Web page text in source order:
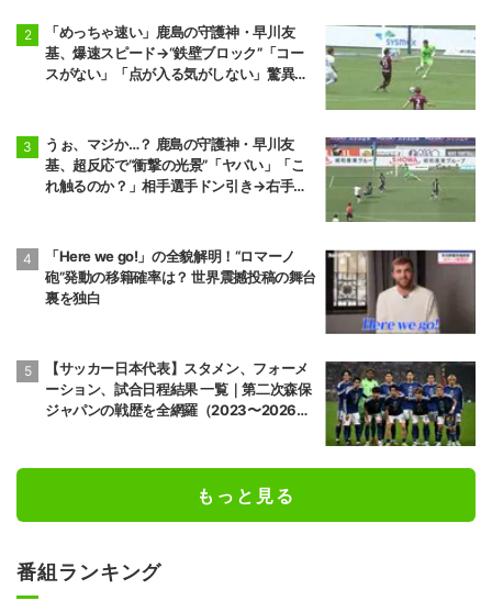
「めっちゃ速い」鹿島の守護神・早川友
基、爆速スピード→“鉄壁ブロック”「コー
スがない」「点が入る気がしない」驚異の
うぉ、マジか…？ 鹿島の守護神・早川友
基、超反応で“衝撃の光景”「ヤバい」「こ
れ触るのか？」相手選手ドン引き→右手一
「Here we go!」の全貌解明！“ロマーノ
砲”発動の移籍確率は？ 世界震撼投稿の舞台
裏を独白
【サッカー日本代表】スタメン、フォーメ
ーション、試合日程結果 一覧｜第二次森保
ジャパンの戦歴を全網羅（2023〜2026
もっと見る
番組ランキング